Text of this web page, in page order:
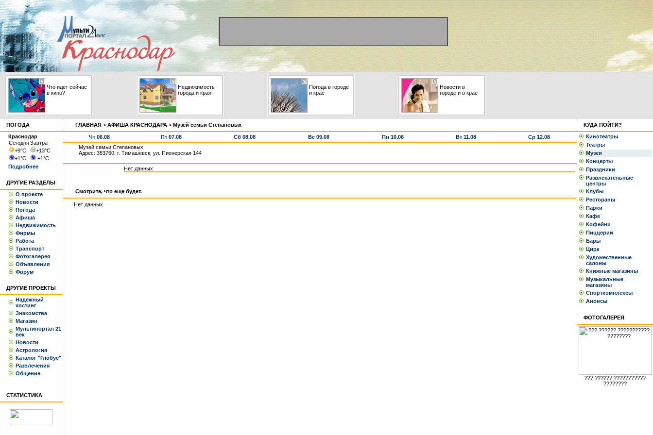
Что идет сейчас
в кино?
Недвижимость
города и края
Погода в городе
и крае
Новости в
городе и в крае
ПОГОДА
Краснодар
СегодняЗавтра
+9°С +13°С
+1°С +1°С
Подробнее
ДРУГИЕ РАЗДЕЛЫ
О проекте
Новости
Погода
Афиша
Недвижимость
Фирмы
Работа
Транспорт
Фотогалерея
Объявления
Форум
ДРУГИЕ ПРОЕКТЫ
Надежный
хостинг
Знакомства
Магазин
Мультипортал 21
век
Новости
Астрология
Каталог "Глобус"
Развлечения
Общение
СТАТИСТИКА
ГЛАВНАЯ > АФИША КРАСНОДАРА > Музей семьи Степановых
Чт 06.08 Пт 07.08 Сб 08.08 Вс 09.08 Пн 10.08 Вт 11.08
Ср 12.08
Музей семьи Степановых
Адрес: 353760, г. Тимашевск, ул. Пионерская 144
Нет данных
Смотрите, что еще будет.
Нет данных
КУДА ПОЙТИ?
Кинотеатры
Театры
Музеи
Концерты
Праздники
Развлекательные
центры
Клубы
Рестораны
Парки
Кафе
Кофейни
Пиццерии
Бары
Цирк
Художественные
салоны
Книжные магазины
Музыкальные
магазины
Спорткомплексы
Анонсы
ФОТОГАЛЕРЕЯ
??? ?????? ???????????
????????